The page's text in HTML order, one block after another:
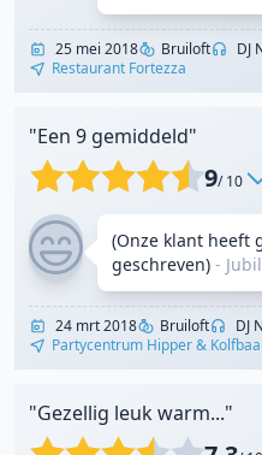
25 mei 2018 Bruiloft DJ
Restaurant Fortezza
"Een 9 gemiddeld"
9/ 10
(Onze klant heeft
geschreven) -
24 mrt 2018 Bruiloft DJ
Partycentrum Hipper &
"Gezellig leuk warm..."